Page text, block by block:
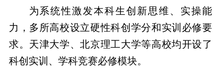
为系统性激发本科生创新思维、实操能
力，多所高校设立硬性科创学分和实训必修要
求。天津大学、北京理工大学等高校均开设了
科创实训、学科竞赛必修模块。